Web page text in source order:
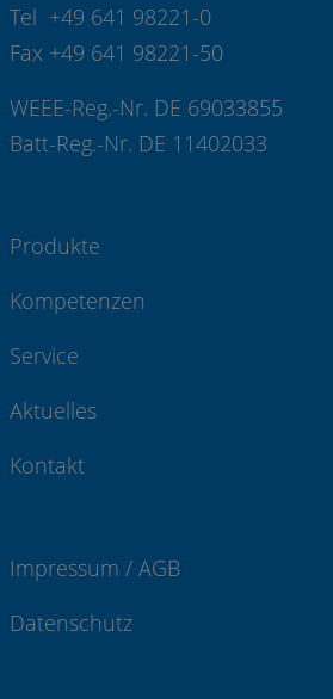
Tel +49 641 98221-0
Fax +49 641 98221-50
WEEE-Reg.-Nr. DE 69033855
Batt-Reg.-Nr. DE 11402033
Produkte
Kompetenzen
Service
Aktuelles
Kontakt
Impressum / AGB
Datenschutz